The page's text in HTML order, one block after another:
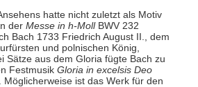
hatte nicht zuletzt als Motiv
der Messe in h-Moll BWV 232
Bach 1733 Friedrich August II., dem
und polnischen König,
Sätze aus dem Gloria fügte Bach zu
Festmusik Gloria in excelsis Deo
Möglicherweise ist das Werk für den